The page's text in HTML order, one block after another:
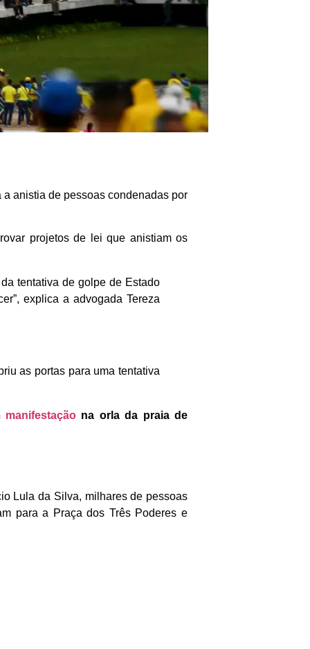
anistia de pessoas condenadas por
projetos de lei que anistiam os
tentativa de golpe de Estado
explica a advogada Tereza
as portas para uma tentativa
na orla da praia de
Lula da Silva, milhares de pessoas
para a Praça dos Três Poderes e